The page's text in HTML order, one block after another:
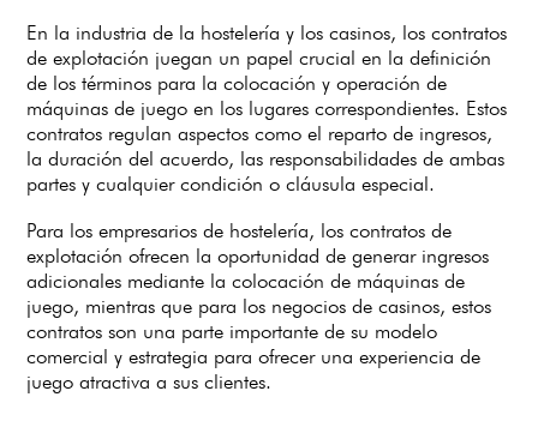
En la industria de la hostelería y los casinos, los contratos
de explotación juegan un papel crucial en la definición
de los términos para la colocación y operación de
máquinas de juego en los lugares correspondientes. Estos
contratos regulan aspectos como el reparto de ingresos,
la duración del acuerdo, las responsabilidades de ambas
partes y cualquier condición o cláusula especial.
Para los empresarios de hostelería, los contratos de
explotación ofrecen la oportunidad de generar ingresos
adicionales mediante la colocación de máquinas de
juego, mientras que para los negocios de casinos, estos
contratos son una parte importante de su modelo
comercial y estrategia para ofrecer una experiencia de
juego atractiva a sus clientes.